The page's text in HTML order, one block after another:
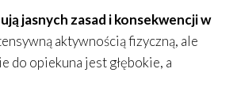
jasnych zasad i konsekwencji w
aktywnością fizyczną, ale
do opiekuna jest głębokie, a